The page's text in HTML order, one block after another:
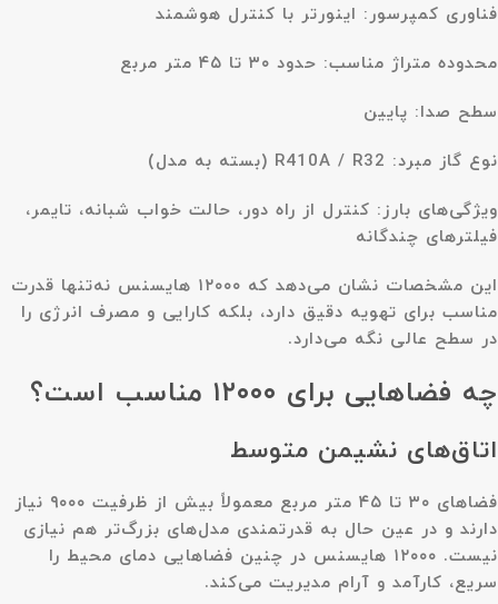
فناوری کمپرسور: اینورتر با کنترل هوشمند
محدوده متراژ مناسب: حدود ۳۰ تا ۴۵ متر مربع
سطح صدا: پایین
نوع گاز مبرد: R410A / R32 (بسته به مدل)
ویژگی‌های بارز: کنترل از راه دور، حالت خواب شبانه، تایمر،
فیلترهای چندگانه
این مشخصات نشان می‌دهد که ۱۲۰۰۰ هایسنس نه‌تنها قدرت
مناسب برای تهویه دقیق دارد، بلکه کارایی و مصرف انرژی را
در سطح عالی نگه می‌دارد.
چه فضاهایی برای ۱۲۰۰۰ مناسب است؟
اتاق‌های نشیمن متوسط
فضاهای ۳۰ تا ۴۵ متر مربع معمولاً بیش از ظرفیت ۹۰۰۰ نیاز
دارند و در عین حال به قدرتمندی مدل‌های بزرگ‌تر هم نیازی
نیست. ۱۲۰۰۰ هایسنس در چنین فضاهایی دمای محیط را
سریع، کارآمد و آرام مدیریت می‌کند.